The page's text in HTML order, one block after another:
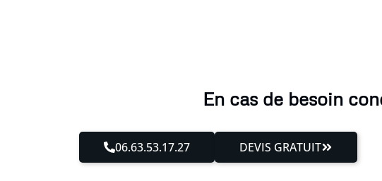
En cas de besoin
06.63.53.17.27 DEVIS GRATUIT